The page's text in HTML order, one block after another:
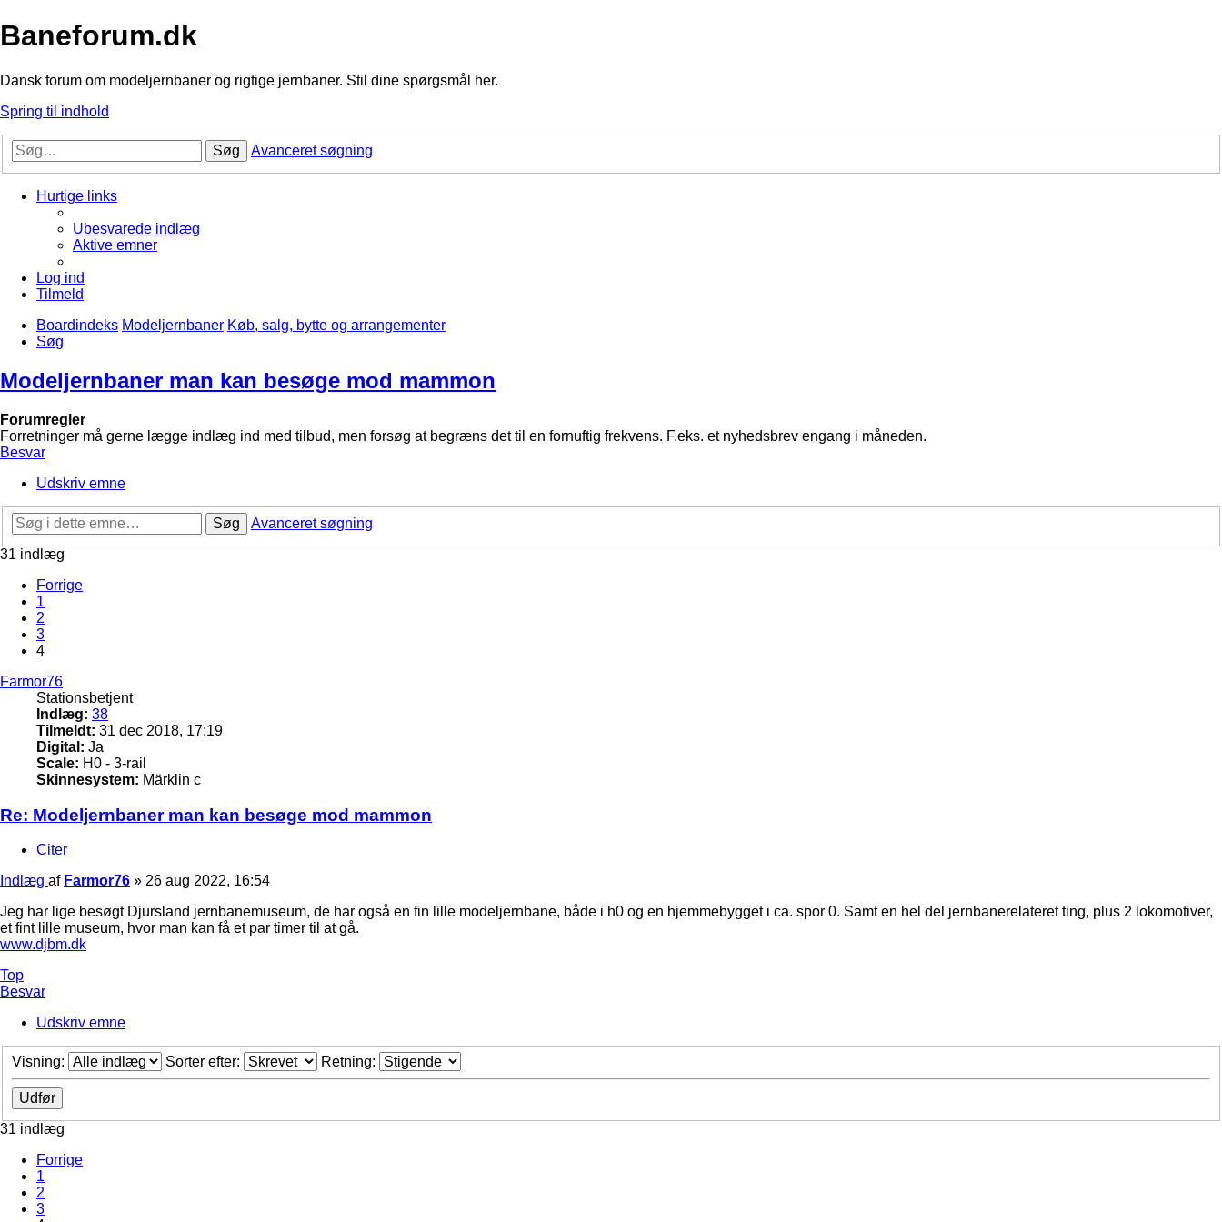
Baneforum.dk
Dansk forum om modeljernbaner og rigtige jernbaner. Stil dine spørgsmål her.
Spring til indhold
Søg Avanceret søgning
Hurtige links
Ubesvarede indlæg
Aktive emner
Log ind
Tilmeld
Boardindeks Modeljernbaner Køb, salg, bytte og arrangementer
Søg
Modeljernbaner man kan besøge mod mammon
Forumregler
Forretninger må gerne lægge indlæg ind med tilbud, men forsøg at begræns det til en fornuftig frekvens. F.eks. et nyhedsbrev engang i måneden.
Besvar
Udskriv emne
Søg
Avanceret søgning
31 indlæg
Forrige
1
2
3
4
Farmor76
Stationsbetjent
Indlæg: 38
Tilmeldt: 31 dec 2018, 17:19
Digital: Ja
Scale: H0 - 3-rail
Skinnesystem: Märklin c
Re: Modeljernbaner man kan besøge mod mammon
Citer
Indlæg af Farmor76 » 26 aug 2022, 16:54
Jeg har lige besøgt Djursland jernbanemuseum, de har også en fin lille modeljernbane, både i h0 og en hjemmebygget i ca. spor 0. Samt en hel del jernbanerelateret ting, plus 2 lokomotiver,
et fint lille museum, hvor man kan få et par timer til at gå.
www.djbm.dk
Top
Besvar
Udskriv emne
Visning: Sorter efter: Retning:
31 indlæg
Forrige
1
2
3